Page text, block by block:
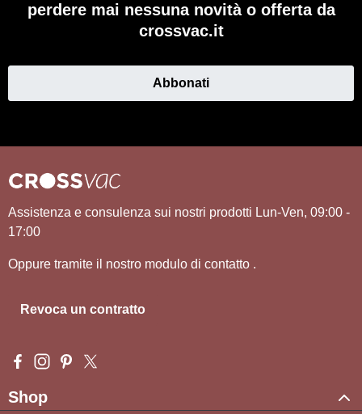
perdere mai nessuna novità o offerta da
crossvac.it
Abbonati
Assistenza e consulenza sui nostri prodotti Lun-Ven, 09:00 -
17:00
Oppure tramite il nostro modulo di contatto .
Revoca un contratto
Visit us on Facebook – opens in a new browser tab (external
Check us out on Instagram – opens in a new browser tab
Get inspired on Pinterest – opens in a new browser
Follow us on X – opens in a new browser tab
Shop